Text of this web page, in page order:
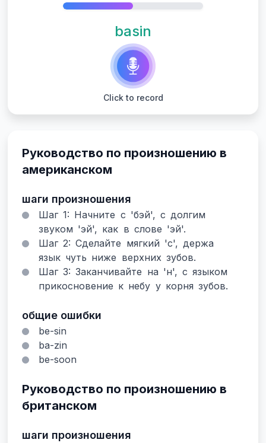
Руководство по произношению в
американском
шаги произношения
Шаг 1: Начните с 'бэй', с долгим
звуком 'эй', как в слове 'эй'.
Шаг 2: Сделайте мягкий 'с', держа
язык чуть ниже верхних зубов.
Шаг 3: Заканчивайте на 'н', с языком
прикосновение к небу у корня зубов.
общие ошибки
be-sin
ba-zin
be-soon
Руководство по произношению в
британском
шаги произношения
basin
Click to record